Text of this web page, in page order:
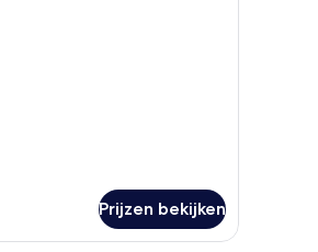
Prijzen bekijken